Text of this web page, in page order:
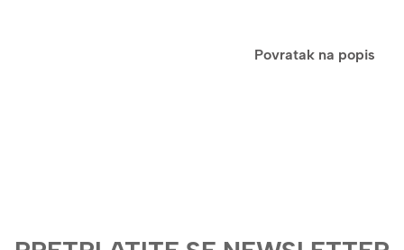
Povratak na popis